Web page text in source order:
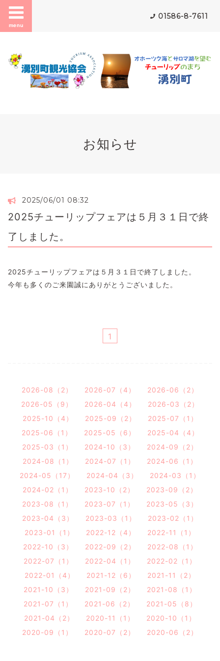
menu
01586-8-7611
お知らせ
2025/06/01 08:32
2025チューリップフェアは５月３１日で終
了しました。
2025チューリップフェアは５月３１日で終了しました。
今年も多くのご来園誠にありがとうございました。
1
2026-08（2） 2026-07（4）
2026-06（2）
2026-05（9）
2026-04（4）
2026-03（2）
2025-10（4）
2025-09（2）
2025-07（1）
2025-06（1）
2025-05（6）
2025-04（4）
2025-03（1）
2024-10（3）
2024-09（2）
2024-08（1）
2024-07（1）
2024-06（1）
2024-05（17）
2024-04（3）
2024-03（1）
2024-02（1）
2023-10（2）
2023-09（2）
2023-08（1）
2023-07（1）
2023-05（3）
2023-04（3）
2023-03（1）
2023-02（1）
2023-01（1）
2022-12（4）
2022-11（1）
2022-10（3）
2022-09（2）
2022-08（1）
2022-07（1）
2022-04（1）
2022-02（1）
2022-01（4）
2021-12（6）
2021-11（2）
2021-10（3）
2021-09（2）
2021-08（1）
2021-07（1）
2021-06（2）
2021-05（8）
2021-04（2）
2020-11（1）
2020-10（1）
2020-09（1）
2020-07（2） 2020-06（2）